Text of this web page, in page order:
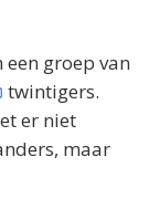
groep van
twintigers.
er niet
maar